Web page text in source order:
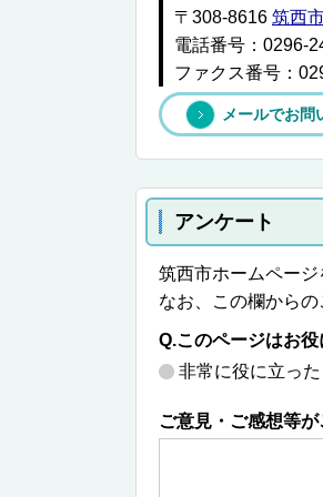
〒308-8616 筑西
電話番号：0296-
ファクス番号：
メールでお問
アンケート
筑西市ホームペー
なお、この欄から
Q.このページはお
非常に役に立った
ご意見・ご感想等